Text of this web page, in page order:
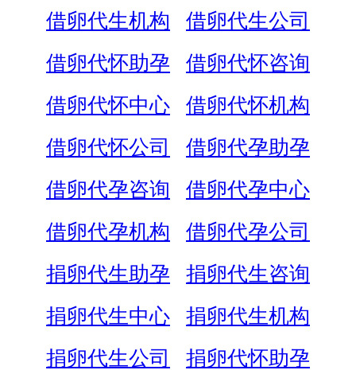
借卵代生机构
借卵代生公司
借卵代怀助孕
借卵代怀咨询
借卵代怀中心
借卵代怀机构
借卵代怀公司
借卵代孕助孕
借卵代孕咨询
借卵代孕中心
借卵代孕机构
借卵代孕公司
捐卵代生助孕
捐卵代生咨询
捐卵代生中心
捐卵代生机构
捐卵代生公司
捐卵代怀助孕